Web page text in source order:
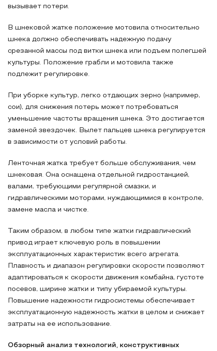
вызывает потери.
В шнековой жатке положение мотовила относительно
шнека должно обеспечивать надежную подачу
срезанной массы под витки шнека или подъем полегшей
культуры. Положение грабли и мотовила также
подлежит регулировке.
При уборке культур, легко отдающих зерно (например,
сои), для снижения потерь может потребоваться
уменьшение частоты вращения шнека. Это достигается
заменой звездочек. Вылет пальцев шнека регулируется
в зависимости от условий работы.
Ленточная жатка требует больше обслуживания, чем
шнековая. Она оснащена отдельной гидростанцией,
валами, требующими регулярной смазки, и
гидравлическими моторами, нуждающимися в контроле,
замене масла и чистке.
Таким образом, в любом типе жатки гидравлический
привод играет ключевую роль в повышении
эксплуатационных характеристик всего агрегата.
Плавность и диапазон регулировки скорости позволяют
адаптироваться к скорости движения комбайна, густоте
посевов, ширине жатки и типу убираемой культуры.
Повышение надежности гидросистемы обеспечивает
эксплуатационную надежность жатки в целом и снижает
затраты на ее использование.
Обзорный анализ технологий, конструктивных